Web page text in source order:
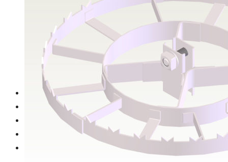
Calentadores de inmersión en Ø12 mm.
Calentadores de inmersión en Ø51 mm.
Estrellas de titanio
Porta ánodos
Porta bolas cilíndrico Ø60mm. en espiral de varilla de
acero
Galería
Contacto